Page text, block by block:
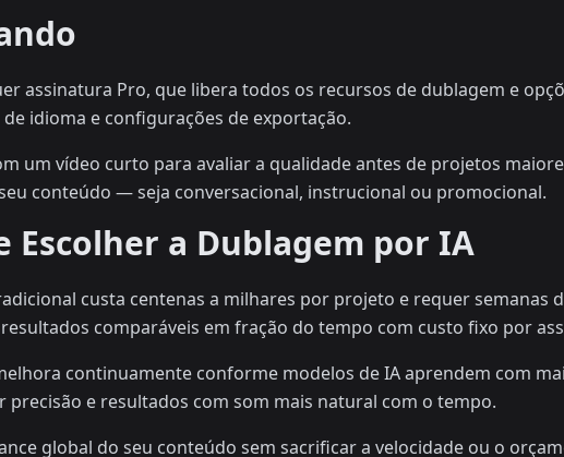
assinatura Pro, que libera todos os recursos de dublagem e
de idioma e configurações de exportação.
um vídeo curto para avaliar a qualidade antes de projetos
conteúdo — seja conversacional, instrucional ou promocional.
Escolher a Dublagem por IA
custa centenas a milhares por projeto e requer semanas
comparáveis em fração do tempo com custo fixo por
continuamente conforme modelos de IA aprendem com
precisão e resultados com som mais natural com o tempo.
global do seu conteúdo sem sacrificar a velocidade ou o